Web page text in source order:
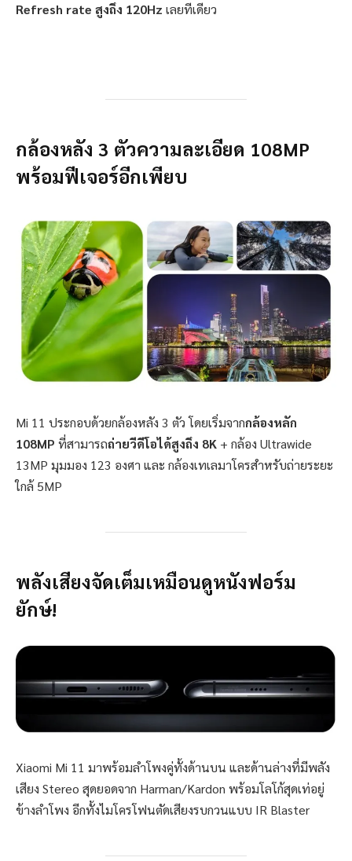
Refresh rate สูงถึง 120Hz เลยทีเดียว
กล้องหลัง 3 ตัวความละเอียด 108MP
พร้อมฟีเจอร์อีกเพียบ
Mi 11 ประกอบด้วยกล้องหลัง 3 ตัว โดยเริ่มจากกล้องหลัก
108MP ที่สามารถถ่ายวีดีโอได้สูงถึง 8K + กล้อง Ultrawide
13MP มุมมอง 123 องศา และ กล้องเทเลมาโครสำหรับถ่ายระยะ
ใกล้ 5MP
พลังเสียงจัดเต็มเหมือนดูหนังฟอร์ม
ยักษ์!
Xiaomi Mi 11 มาพร้อมลำโพงคู่ทั้งด้านบน และด้านล่างที่มีพลัง
เสียง Stereo สุดยอดจาก Harman/Kardon พร้อมโลโก้สุดเท่อยู่
ข้างลำโพง อีกทั้งไมโครโฟนตัดเสียงรบกวนแบบ IR Blaster